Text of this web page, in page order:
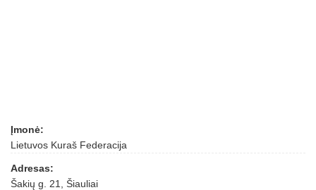
Įmonė:
Lietuvos Kuraš Federacija
Adresas:
Šakių g. 21, Šiauliai